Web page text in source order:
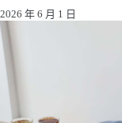
2026 年 6 月 1 日